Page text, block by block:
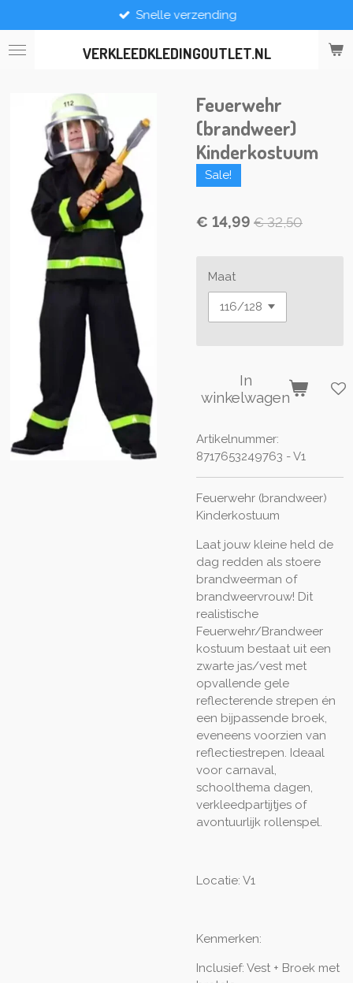
direct
naar
VERKLEEDKLEDINGOUTLET.NL
Snelle verzending
Feuerwehr
(brandweer)
Kinderkostuum
Sale!
€ 14,99 € 32,50
Maat
In
winkelwagen
Artikelnummer:
8717653249763 - V1
Feuerwehr (brandweer)
Kinderkostuum
Laat jouw kleine held de
dag redden als stoere
brandweerman of
brandweervrouw! Dit
realistische
Feuerwehr/Brandweer
kostuum bestaat uit een
zwarte jas/vest met
opvallende gele
reflecterende strepen én
een bijpassende broek,
eveneens voorzien van
reflectiestrepen. Ideaal
voor carnaval,
schoolthema dagen,
verkleedpartijtjes of
avontuurlijk rollenspel.
Locatie: V1
Kenmerken:
Inclusief: Vest + Broek met